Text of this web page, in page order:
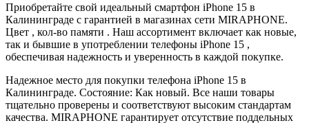
Приобретайте свой идеальный смартфон iPhone 15 в
Калининграде с гарантией в магазинах сети MIRAPHONE.
Цвет , кол-во памяти . Наш ассортимент включает как новые,
так и бывшие в употреблении телефоны iPhone 15 ,
обеспечивая надежность и уверенность в каждой покупке.
Надежное место для покупки телефона iPhone 15 в
Калининграде. Состояние: Как новый. Все наши товары
тщательно проверены и соответствуют высоким стандартам
качества. MIRAPHONE гарантирует отсутствие поддельных